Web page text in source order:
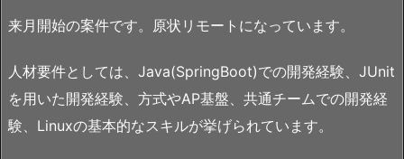
来月開始の案件です。原状リモートになっています。
人材要件としては、Java(SpringBoot)での開発経験、JUnit
を用いた開発経験、方式やAP基盤、共通チームでの開発経
験、Linuxの基本的なスキルが挙げられています。